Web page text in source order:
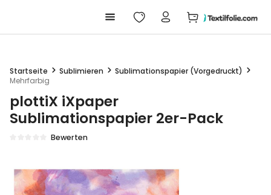
Startseite Sublimieren
Sublimationspapier (Vorgedruckt)
Mehrfarbig
Bewerten
plottiX iXpaper
Sublimationspapier 2er-Pack